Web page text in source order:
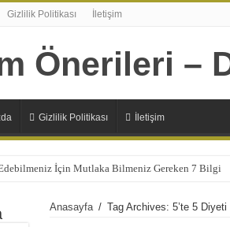
Gizlilik Politikası İletişim
Gizlilik Politikası İletişim
İçin Mutlaka Bilmeniz Gereken 7 Bilgi
7 Sağlıksız Beslenme Alışkanlıkları
Anasayfa / Tag Archives: 5’te 5 Diyeti